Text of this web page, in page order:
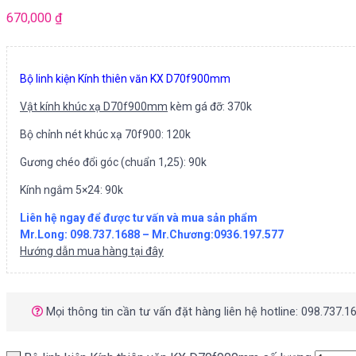
670,000 ₫
Bộ linh kiện Kính thiên văn KX D70f900mm
Vật kính khúc xạ D70f900mm kèm gá đỡ: 370k
Bộ chỉnh nét khúc xạ 70f900: 120k
Gương chéo đổi góc (chuẩn 1,25): 90k
Kính ngắm 5×24: 90k
Liên hệ ngay để được tư vấn và mua sản phẩm
Mr.Long: 098.737.1688 – Mr.Chương:0936.197.577
Hướng dẫn mua hàng tại đây
Mọi thông tin cần tư vấn đặt hàng liên hệ hotline: